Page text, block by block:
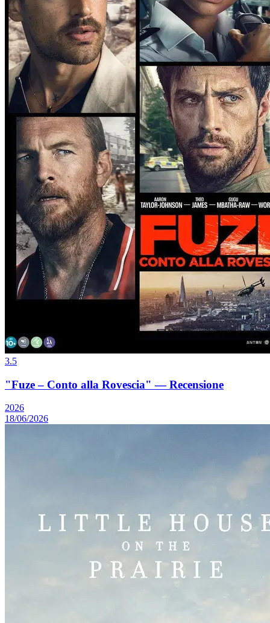
3.5
"Fuze – Conto alla Rovescia" — Recensione
2026
18/06/2026